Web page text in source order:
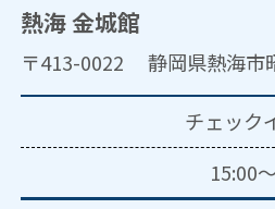
熱海 金城館
〒413-0022 静岡県熱海市
チェック
15:00